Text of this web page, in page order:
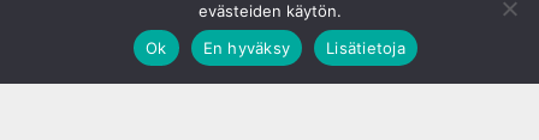
evästeiden käytön.
Ok
En hyväksy Lisätietoja